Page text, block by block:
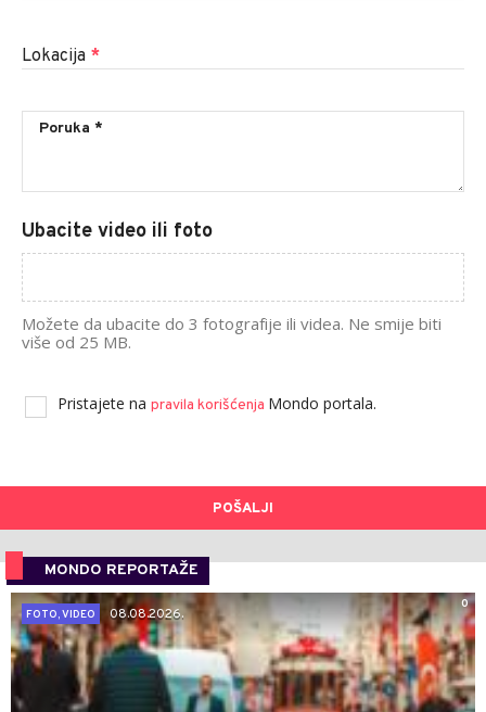
Lokacija *
Ubacite video ili foto
Možete da ubacite do 3 fotografije ili videa. Ne smije biti
više od 25 MB.
Pristajete na pravila korišćenja Mondo portala.
POŠALJI
MONDO REPORTAŽE
0
FOTO, VIDEO
08.08.2026.